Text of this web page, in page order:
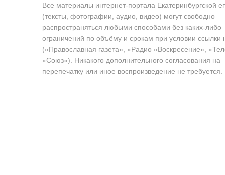
Все материалы интернет-портала Екатеринбургской
(тексты, фотографии, аудио, видео) могут свободно
распространяться любыми способами без каких-либо
ограничений по объёму и срокам при условии ссылки
(«Православная газета», «Радио «Воскресение»,
«Союз»). Никакого дополнительного согласования на
перепечатку или иное воспроизведение не требуется.